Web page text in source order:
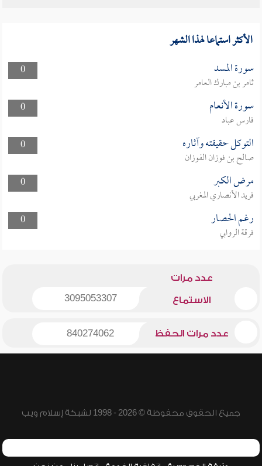
الأكثر استماعا لهذا الشهر
0 سورة المسد
ثامر بن مبارك العامر
0
سورة الأنعام
فارس عباد
0
التوكل حقيقته وآثاره
صالح بن فوزان الفوزان
0
مرض الكبر
فريد الأنصاري المغربي
0
رغم الحصار
فرقة الروابي
عدد مرات
الاستماع 3095053307
عدد مرات الحفظ 840274062
جميع الحقوق محفوظة © 2026 - 1998 لشبكة إسلام ويب